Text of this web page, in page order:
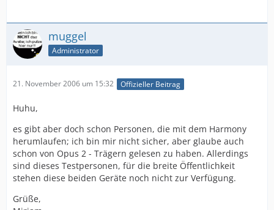
muggel
Administrator
21. November 2006 um 15:32 Offizieller Beitrag
Huhu,
es gibt aber doch schon Personen, die mit dem Harmony
herumlaufen; ich bin mir nicht sicher, aber glaube auch
schon von Opus 2 - Trägern gelesen zu haben. Allerdings
sind dieses Testpersonen, für die breite Öffentlichkeit
stehen diese beiden Geräte noch nicht zur Verfügung.
Grüße,